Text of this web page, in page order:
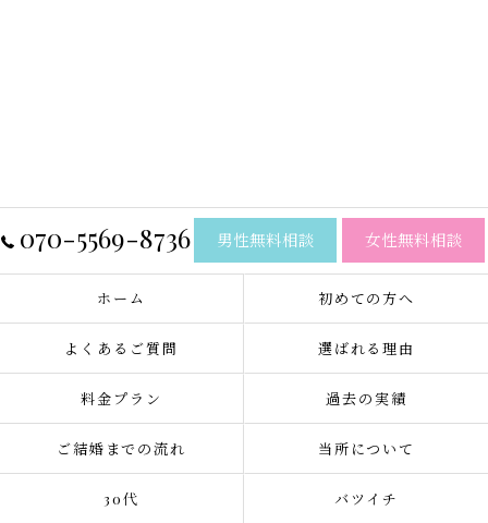
070-5569-8736 男性無料相談 女性無料相談
ホーム 初めての方へ
よくあるご質問 選ばれる理由
料金プラン 過去の実績
ご結婚までの流れ 当所について
30代 バツイチ